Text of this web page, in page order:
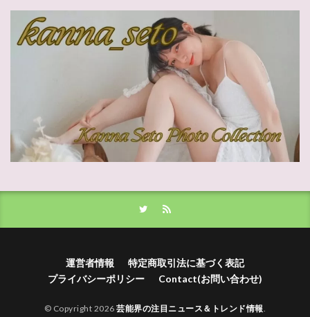
運営者情報
特定商取引法に基づく表記
プライバシーポリシー
Contact(お問い合わせ)
© Copyright 2026芸能界の注目ニュース＆トレンド情報